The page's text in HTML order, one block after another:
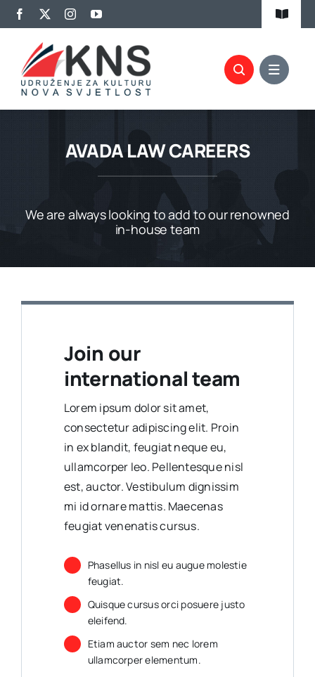
Skip
to
content
Toggle
Kalendar aktivnosti
Članovi KNS-a
AVADA LAW CAREERS
We are always looking to add to our renowned
in-house team
Join our
international team
Lorem ipsum dolor sit amet,
consectetur adipiscing elit. Proin
in ex blandit, feugiat neque eu,
ullamcorper leo. Pellentesque nisl
est, auctor. Vestibulum dignissim
mi id ornare mattis. Maecenas
feugiat venenatis cursus.
Phasellus in nisl eu augue molestie
feugiat.
Quisque cursus orci posuere justo
eleifend.
Etiam auctor sem nec lorem
ullamcorper elementum.